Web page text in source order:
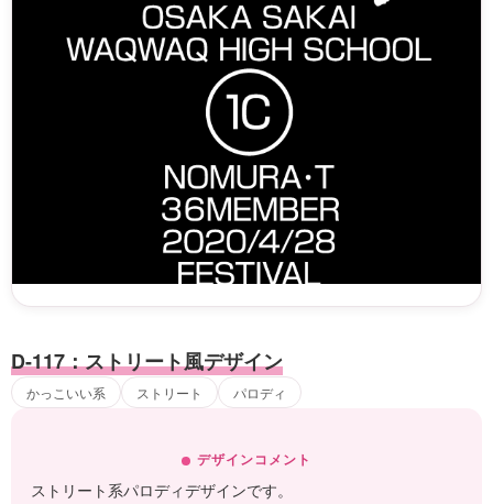
D-117：ストリート風デザイン
かっこいい系 ストリート パロディ
デザインコメント
ストリート系パロディデザインです。